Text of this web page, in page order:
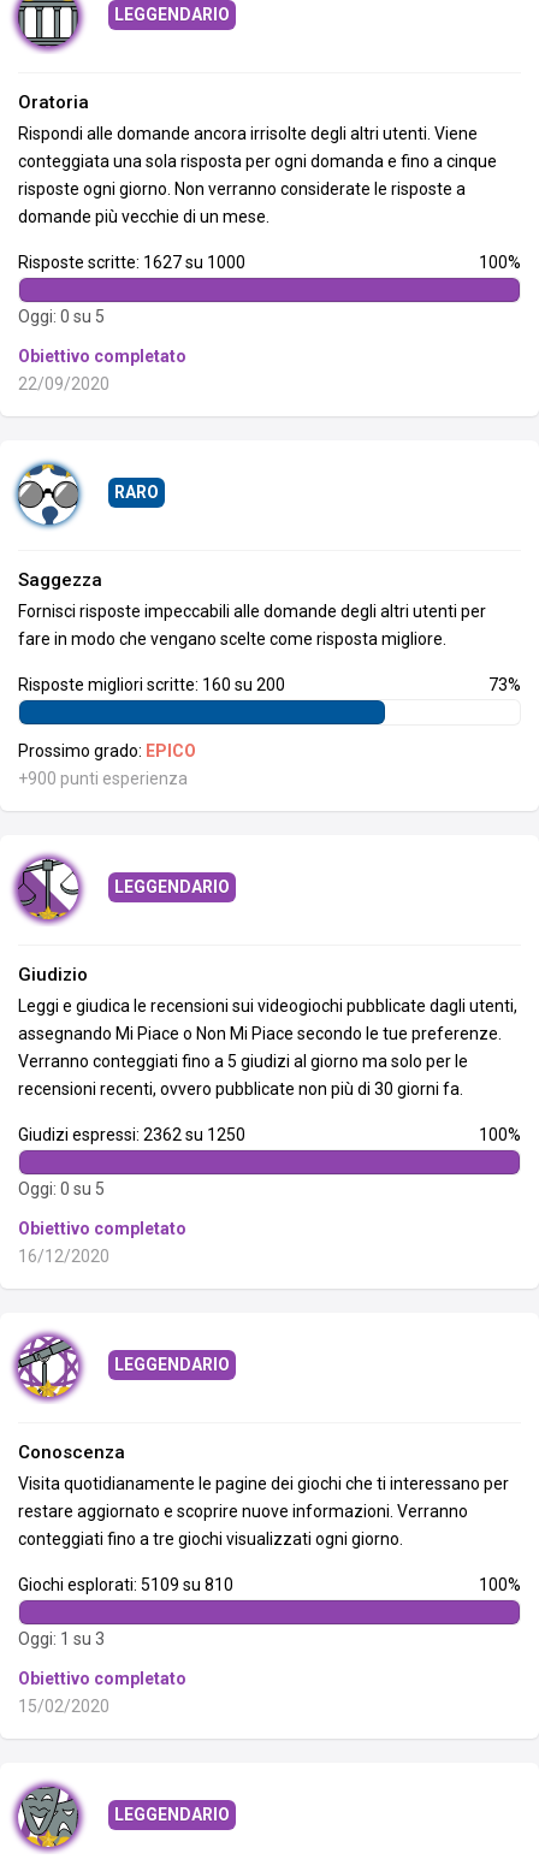
LEGGENDARIO
Oratoria
Rispondi alle domande ancora irrisolte degli altri utenti. Viene
conteggiata una sola risposta per ogni domanda e fino a cinque
risposte ogni giorno. Non verranno considerate le risposte a
domande più vecchie di un mese.
Risposte scritte: 1627 su 1000 100%
Oggi: 0 su 5
Obiettivo completato
22/09/2020
RARO
Saggezza
Fornisci risposte impeccabili alle domande degli altri utenti per
fare in modo che vengano scelte come risposta migliore.
Risposte migliori scritte: 160 su 200 73%
Prossimo grado: EPICO
+900 punti esperienza
LEGGENDARIO
Giudizio
Leggi e giudica le recensioni sui videogiochi pubblicate dagli utenti,
assegnando Mi Piace o Non Mi Piace secondo le tue preferenze.
Verranno conteggiati fino a 5 giudizi al giorno ma solo per le
recensioni recenti, ovvero pubblicate non più di 30 giorni fa.
Giudizi espressi: 2362 su 1250 100%
Oggi: 0 su 5
Obiettivo completato
16/12/2020
LEGGENDARIO
Conoscenza
Visita quotidianamente le pagine dei giochi che ti interessano per
restare aggiornato e scoprire nuove informazioni. Verranno
conteggiati fino a tre giochi visualizzati ogni giorno.
Giochi esplorati: 5109 su 810 100%
Oggi: 1 su 3
Obiettivo completato
15/02/2020
LEGGENDARIO